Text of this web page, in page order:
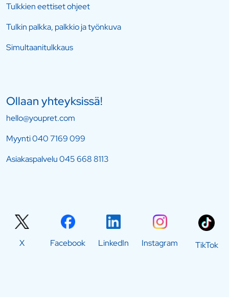
Tulkkien eettiset ohjeet
Tulkin palkka, palkkio ja työnkuva
Simultaanitulkkaus
Ollaan yhteyksissä!
hello@youpret.com
Myynti040 7169 099
Asiakaspalvelu045 668 8113
X Facebook LinkedIn Instagram TikTok